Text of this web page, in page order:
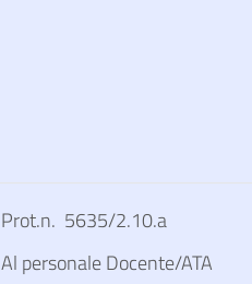
Prot.n. 5635/2.10.a
Al personale Docente/ATA